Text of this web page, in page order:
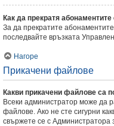
Как да прекратя абонаментите
За да прекратите
последвайте връзката
Нагоре
Прикачени файлове
Какви прикачени файлове са
Всеки администратор може да
файлове. Ако не сте сигурни
свържете се с Администратора